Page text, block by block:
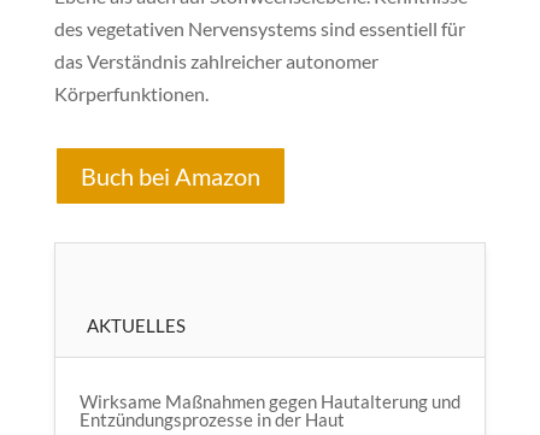
des vegetativen Nervensystems sind essentiell für
das Verständnis zahlreicher autonomer
Körperfunktionen.
Buch bei Amazon
AKTUELLES
Wirksame Maßnahmen gegen Hautalterung und
Entzündungsprozesse in der Haut